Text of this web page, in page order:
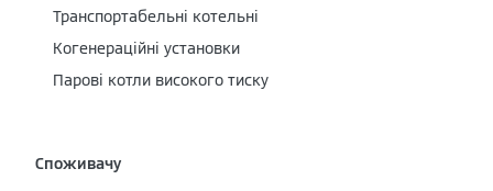
Транспортабельні котельні
Когенераційні установки
Парові котли високого тиску
Споживачу